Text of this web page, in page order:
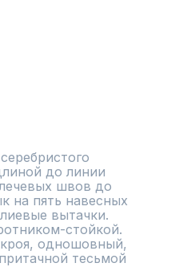
до линии
швов до
на пять навесных
вытачки.
стойкой.
одношовный,
тесьмой